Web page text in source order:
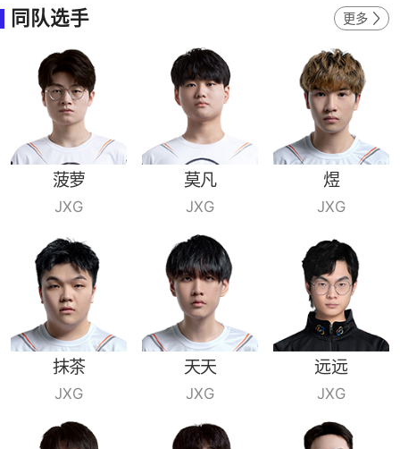
同队选手 更多
菠萝
JXG
莫凡
JXG
煜
JXG
抹茶
JXG
天天
JXG
远远
JXG